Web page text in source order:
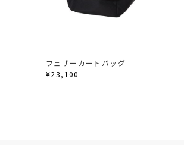
フェザーカートバッグ
¥23,100